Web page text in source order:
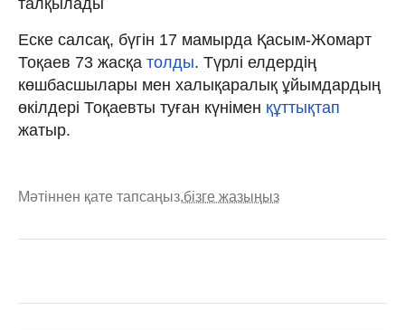
Еске салсақ, бүгін 17 мамырда Қасым-Жомарт
Тоқаев 73 жасқа толды. Түрлі елдердің
көшбасшылары мен халықаралық ұйымдардың
өкілдері Тоқаевты туған күнімен құттықтап
жатыр.
Мәтіннен қате тапсаңыз,бізге жазыңыз